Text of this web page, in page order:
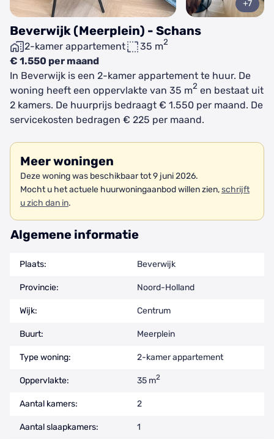
Beverwijk (Meerplein) - Schans
2-kamer appartement 35 m2
€ 1.550 per maand
+7
In Beverwijk is een 2-kamer appartement te huur. De
woning heeft een oppervlakte van 35 m2 en bestaat uit
2 kamers. De huurprijs bedraagt € 1.550 per maand. De
servicekosten bedragen € 225 per maand.
Meer woningen
Deze woning was beschikbaar tot 9 juni 2026.
Mocht u het actuele huurwoningaanbod willen zien,schrijft
u zich dan in.
Algemene informatie
Plaats: Beverwijk
Provincie: Noord-Holland
Wijk: Centrum
Buurt: Meerplein
Type woning: 2-kamer appartement
Oppervlakte: 35 m2
Aantal kamers: 2
Aantal slaapkamers: 1